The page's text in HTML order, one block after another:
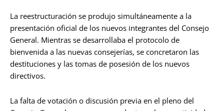
La reestructuración se produjo simultáneamente a la
presentación oficial de los nuevos integrantes del Consejo
General. Mientras se desarrollaba el protocolo de
bienvenida a las nuevas consejerías, se concretaron las
destituciones y las tomas de posesión de los nuevos
directivos.
La falta de votación o discusión previa en el pleno del